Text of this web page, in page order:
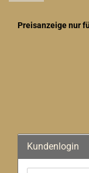
Preisanzeige nur
Kundenlogin